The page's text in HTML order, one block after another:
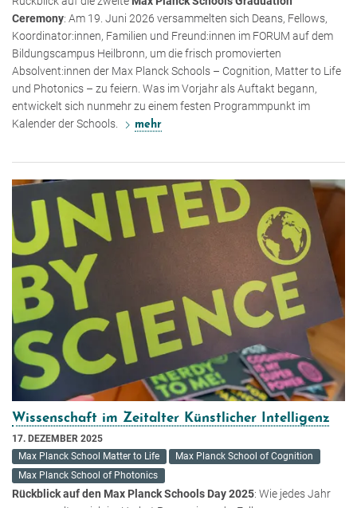
Ceremony: Am 19. Juni 2026 versammelten sich Deans, Fellows,
Koordinator:innen, Familien und Freund:innen im FORUM auf dem
Bildungscampus Heilbronn, um die frisch promovierten
Absolvent:innen der Max Planck Schools – Cognition, Matter to Life
und Photonics – zu feiern. Was im Vorjahr als Auftakt begann,
entwickelt sich nunmehr zu einem festen Programmpunkt im
Kalender der Schools.
mehr
Wissenschaft im Zeitalter Künstlicher Intelligenz
17. DEZEMBER 2025
Max Planck School Matter to Life
Max Planck School of Cognition
Max Planck School of Photonics
Rückblick auf den Max Planck Schools Day 2025: Wie jedes Jahr